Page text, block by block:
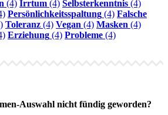
(4) Irrtum (4) Selbsterkenntnis (4)
Persönlichkeitsspaltung (4) Falsche
Toleranz (4) Vegan (4) Masken (4)
Erziehung (4) Probleme (4)
Auswahl nicht fündig geworden?